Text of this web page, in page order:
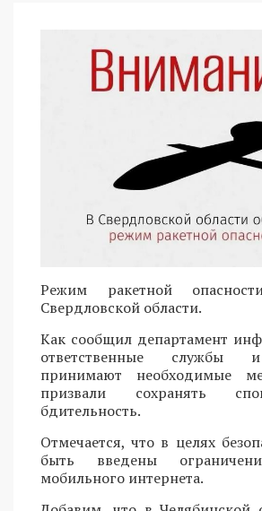
Режим ракетной
Свердловской области.
Как сообщил департамент
ответственные службы
принимают необходимые
призвали сохранять
бдительность.
Отмечается, что в целях
быть введены
мобильного интернета.